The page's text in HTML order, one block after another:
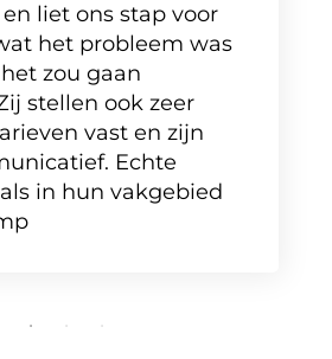
liet ons stap voor
het probleem was
zou gaan
stellen ook zeer
vast en zijn
Echte
in hun vakgebied